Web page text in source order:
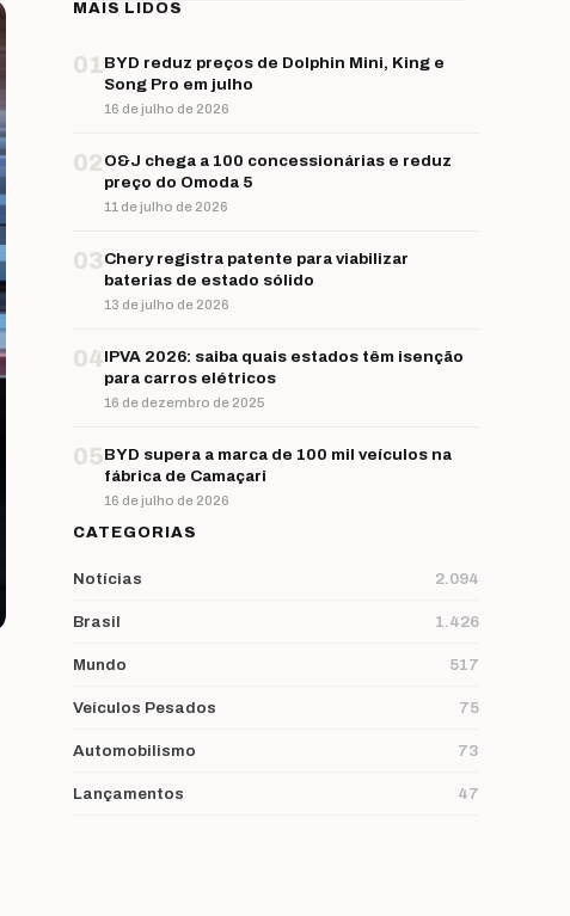
MAIS LIDOS
01BYD reduz preços de Dolphin Mini, King e
Song Pro em julho
16 de julho de 2026
02 O&J chega a 100 concessionárias e reduz
preço do Omoda 5
11 de julho de 2026
03Chery registra patente para viabilizar
baterias de estado sólido
13 de julho de 2026
04IPVA 2026: saiba quais estados têm isenção
para carros elétricos
16 de dezembro de 2025
05BYD supera a marca de 100 mil veículos na
fábrica de Camaçari
16 de julho de 2026
CATEGORIAS
Notícias 2.094
Brasil 1.426
Mundo 517
Veículos Pesados 75
Automobilismo 73
Lançamentos 47